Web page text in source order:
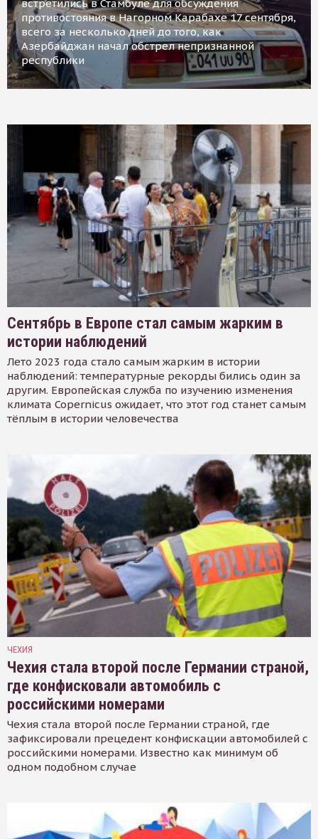
встретились в Стамбуле для обсуждения
противостояния в Нагорном Карабахе 17 сентября,
всего за несколько дней до того, как
Азербайджан начал обстрел непризнанной
республики
Сентябрь в Европе стал самым жарким в
истории наблюдений
Лето 2023 года стало самым жарким в истории
наблюдений: температурные рекорды бились один за
другим. Европейская служба по изучению изменения
климата Copernicus ожидает, что этот год станет самым
тёплым в истории человечества
ЧЕХИЯ
Чехия стала второй после Германии страной,
где конфисковали автомобиль с
российскими номерами
Чехия стала второй после Германии страной, где
зафиксировали прецедент конфискации автомобилей с
российскими номерами. Известно как минимум об
одном подобном случае